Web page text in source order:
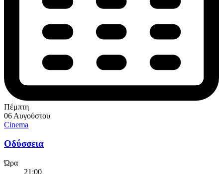
Πέμπτη
06 Αυγούστου
Cinema
Οδύσσεια
Ώρα
21:00